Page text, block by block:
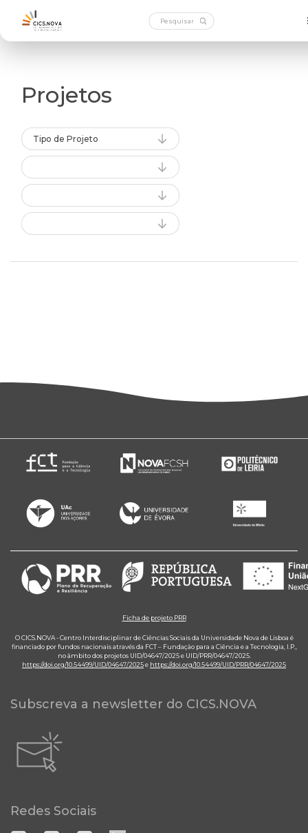
Projetos
Tipo de Projeto
Ficha de projeto PRR
O CICS.NOVA - Centro Interdisciplinar de Ciências Sociais da Universidade Nova de Lisboa é
financiado por fundos nacionais através da FCT – Fundação para a Ciência e a Tecnologia, I.P.,
no âmbito dos projetos UID/04647/2025 e UID/PRR/04647/2025.
https://doi.org/10.54499/UID/04647/2025e https://doi.org/10.54499/UID/PRR/04647/2025
Subscreva a newsletter do CICS.NOVA
Redes Sociais